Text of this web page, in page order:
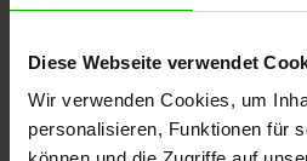
Diese Webseite verwendet
Wir verwenden Cookies, um
personalisieren, Funktionen für
hinterlegte Praxis-/
korrekte Adressen die